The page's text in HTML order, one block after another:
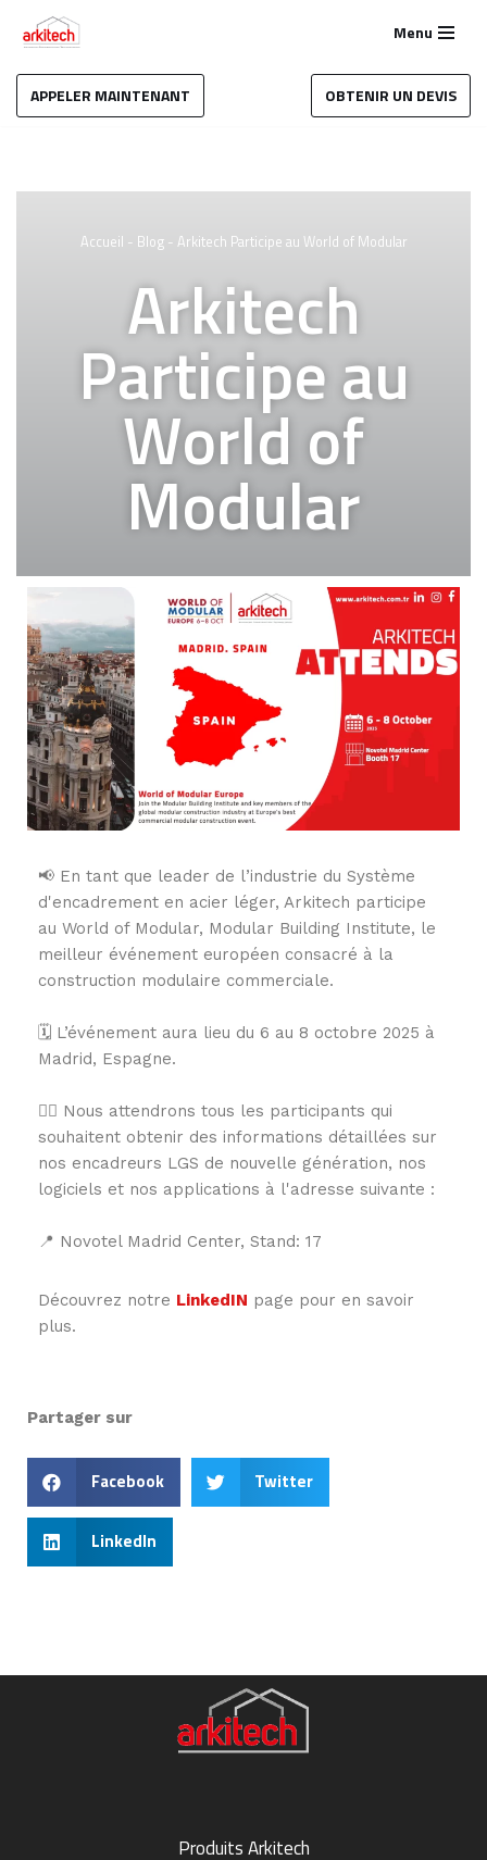
au
contenu
Menu
APPELER MAINTENANT OBTENIR UN DEVIS
Accueil - Blog- Arkitech Participe au World of Modular
Arkitech
Participe au
World of
Modular
📢 En tant que leader de l’industrie du Système
d'encadrement en acier léger, Arkitech participe
au World of Modular, Modular Building Institute, le
meilleur événement européen consacré à la
construction modulaire commerciale.
🗓️ L’événement aura lieu du 6 au 8 octobre 2025 à
Madrid, Espagne.
👉🏻 Nous attendrons tous les participants qui
souhaitent obtenir des informations détaillées sur
nos encadreurs LGS de nouvelle génération, nos
logiciels et nos applications à l'adresse suivante :
📍 Novotel Madrid Center, Stand: 17
Découvrez notre LinkedIN page pour en savoir
plus.
Partager sur
Facebook Twitter
LinkedIn
Produits Arkitech